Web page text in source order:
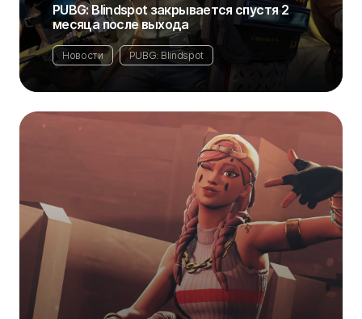
PUBG: Blindspot закрывается спустя 2
месяца после выхода
Новости PUBG: Blindspot